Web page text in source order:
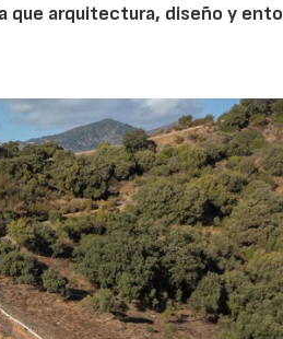
que arquitectura, diseño y